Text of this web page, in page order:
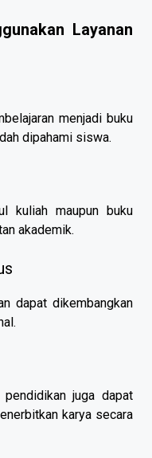
Layanan
menjadi buku
dipahami siswa.
kuliah maupun buku
akademik.
dapat dikembangkan
juga dapat
karya secara